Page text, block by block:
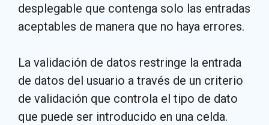
desplegable que contenga solo las entradas
aceptables de manera que no haya errores.
La validación de datos restringe la entrada
de datos del usuario a través de un criterio
de validación que controla el tipo de dato
que puede ser introducido en una celda.